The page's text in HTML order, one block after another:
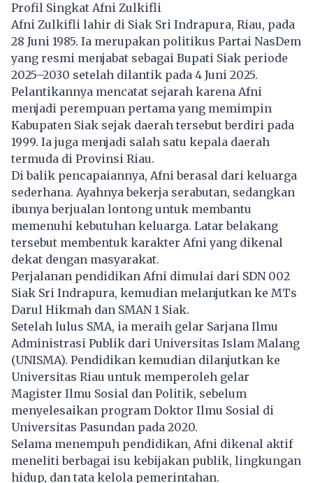
Profil Singkat Afni Zulkifli
Afni Zulkifli lahir di Siak Sri Indrapura, Riau, pada
28 Juni 1985. Ia merupakan politikus Partai NasDem
yang resmi menjabat sebagai Bupati Siak periode
2025–2030 setelah dilantik pada 4 Juni 2025.
Pelantikannya mencatat sejarah karena Afni
menjadi perempuan pertama yang memimpin
Kabupaten Siak sejak daerah tersebut berdiri pada
1999. Ia juga menjadi salah satu kepala daerah
termuda di Provinsi Riau.
Di balik pencapaiannya, Afni berasal dari keluarga
sederhana. Ayahnya bekerja serabutan, sedangkan
ibunya berjualan lontong untuk membantu
memenuhi kebutuhan keluarga. Latar belakang
tersebut membentuk karakter Afni yang dikenal
dekat dengan masyarakat.
Perjalanan pendidikan Afni dimulai dari SDN 002
Siak Sri Indrapura, kemudian melanjutkan ke MTs
Darul Hikmah dan SMAN 1 Siak.
Setelah lulus SMA, ia meraih gelar Sarjana Ilmu
Administrasi Publik dari Universitas Islam Malang
(UNISMA). Pendidikan kemudian dilanjutkan ke
Universitas Riau untuk memperoleh gelar
Magister Ilmu Sosial dan Politik, sebelum
menyelesaikan program Doktor Ilmu Sosial di
Universitas Pasundan pada 2020.
Selama menempuh pendidikan, Afni dikenal aktif
meneliti berbagai isu kebijakan publik, lingkungan
hidup, dan tata kelola pemerintahan.